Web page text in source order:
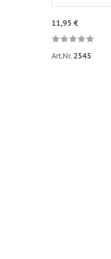
11,95 €
Art.Nr. 2545